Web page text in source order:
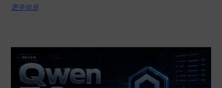
更多信息